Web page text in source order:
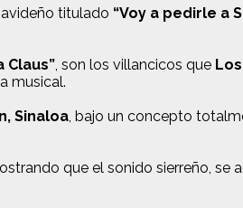
titulado “Voy a pedirle a
Claus”, son los villancicos que
musical.
Sinaloa, bajo un concepto
que el sonido sierreño,